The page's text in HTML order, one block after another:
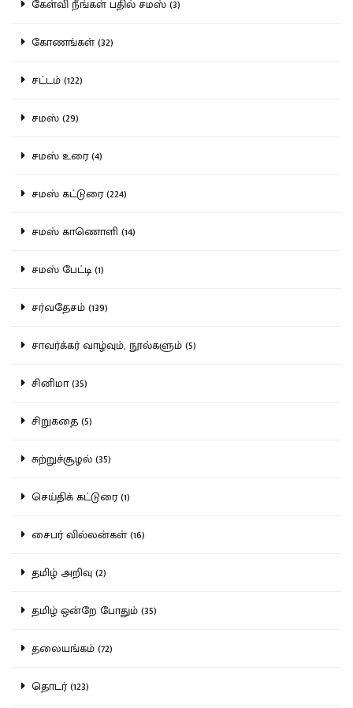
கேள்வி நீங்கள் பதில் சமஸ் (3)
கோணங்கள் (32)
சட்டம் (122)
சமஸ் (29)
சமஸ் உரை (4)
சமஸ் கட்டுரை (224)
சமஸ் காணொளி (14)
சமஸ் பேட்டி (1)
சர்வதேசம் (139)
சாவர்க்கர் வாழ்வும், நூல்களும் (5)
சினிமா (35)
சிறுகதை (5)
சுற்றுச்சூழல் (35)
செய்திக் கட்டுரை (1)
சைபர் வில்லன்கள் (16)
தமிழ் அறிவு (2)
தமிழ் ஒன்றே போதும் (35)
தலையங்கம் (72)
தொடர் (123)